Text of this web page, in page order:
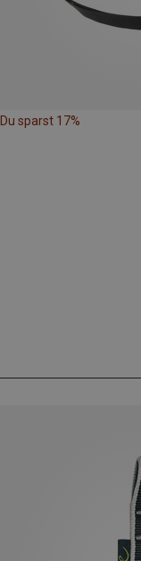
Du sparst 17%